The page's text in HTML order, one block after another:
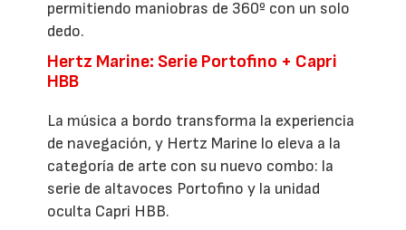
permitiendo maniobras de 360º con un solo
dedo.
Hertz Marine: Serie Portofino + Capri
HBB
La música a bordo transforma la experiencia
de navegación, y Hertz Marine lo eleva a la
categoría de arte con su nuevo combo: la
serie de altavoces Portofino y la unidad
oculta Capri HBB.